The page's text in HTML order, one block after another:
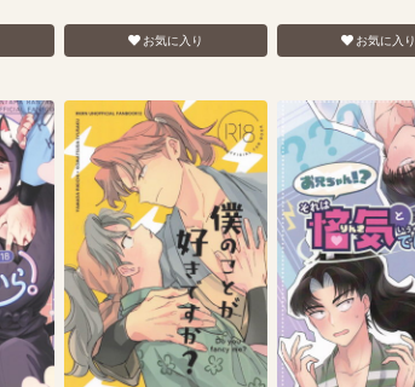
お気に入り お気に入り